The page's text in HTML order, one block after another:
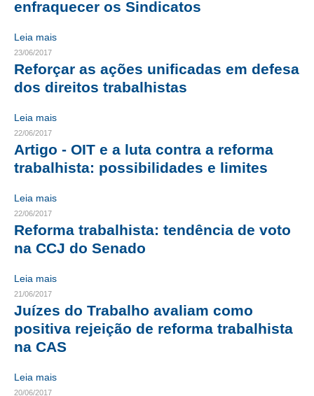
LEI 5.194/1966 – REGULAMENTAÇÃO DA PROFISSÃO
LEI 6.496/1977 – ART
HOMOLOGAÇÕES
PISO SALARIAL
FIQUE POR DENTRO
OPORTUNIDADES
APRESENTAÇÃO
EMPREGO E ESTÁGIO
CARREIRA
AUTÔNOMOS E SERVIÇOS
enfraquecer os Sindicatos
Leia mais
23/06/2017
Reforçar as ações unificadas em defesa
dos direitos trabalhistas
Leia mais
22/06/2017
Artigo - OIT e a luta contra a reforma
trabalhista: possibilidades e limites
Leia mais
22/06/2017
Reforma trabalhista: tendência de voto
na CCJ do Senado
Leia mais
21/06/2017
Juízes do Trabalho avaliam como
positiva rejeição de reforma trabalhista
na CAS
Leia mais
20/06/2017